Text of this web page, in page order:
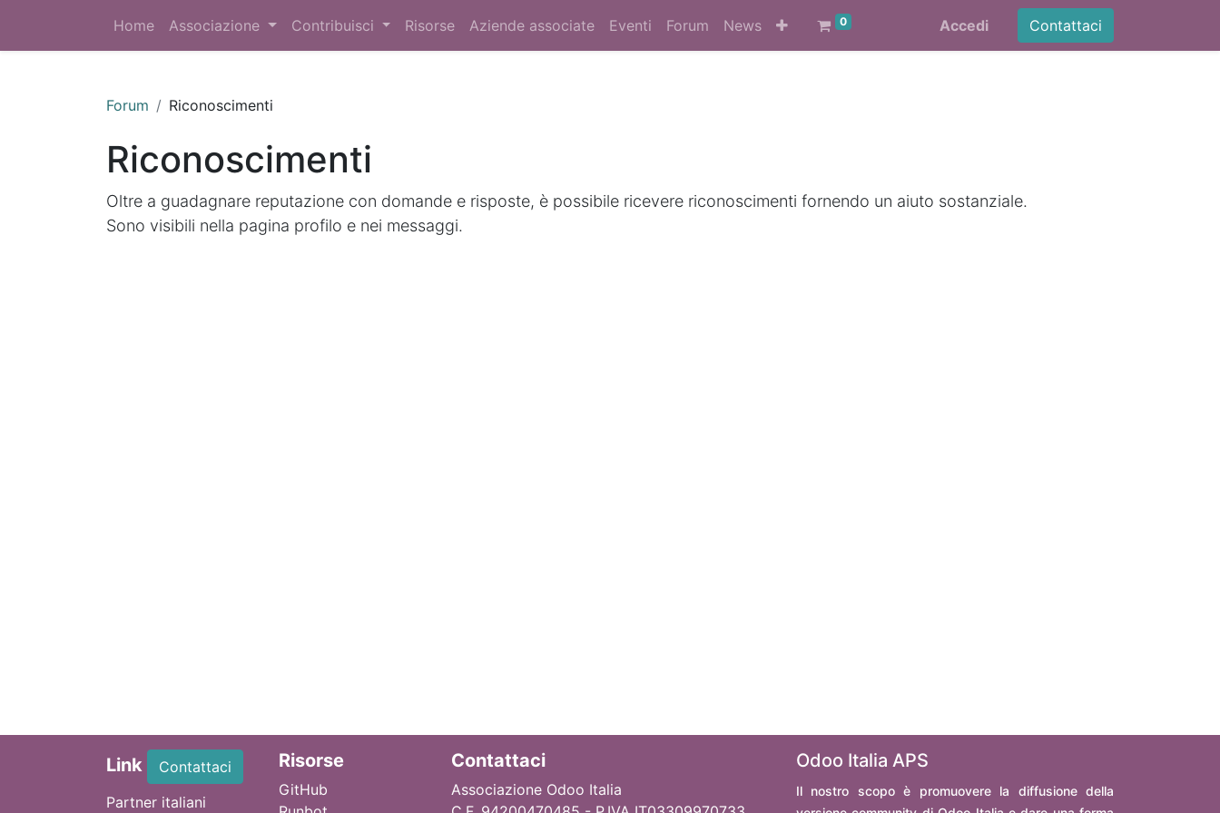
Home Associazione Contribuisci Risorse Aziende associate Eventi Forum News 0 Accedi Contattaci
Forum Riconoscimenti
Riconoscimenti
Oltre a guadagnare reputazione con domande e risposte, è possibile ricevere riconoscimenti fornendo un aiuto sostanziale.
Sono visibili nella pagina profilo e nei messaggi.
Link
Contattaci
Partner italiani
Risorse
GitHub
Contattaci
Associazione Odoo Italia
Odoo Italia APS
Il nostro scopo è promuovere la diffusione della